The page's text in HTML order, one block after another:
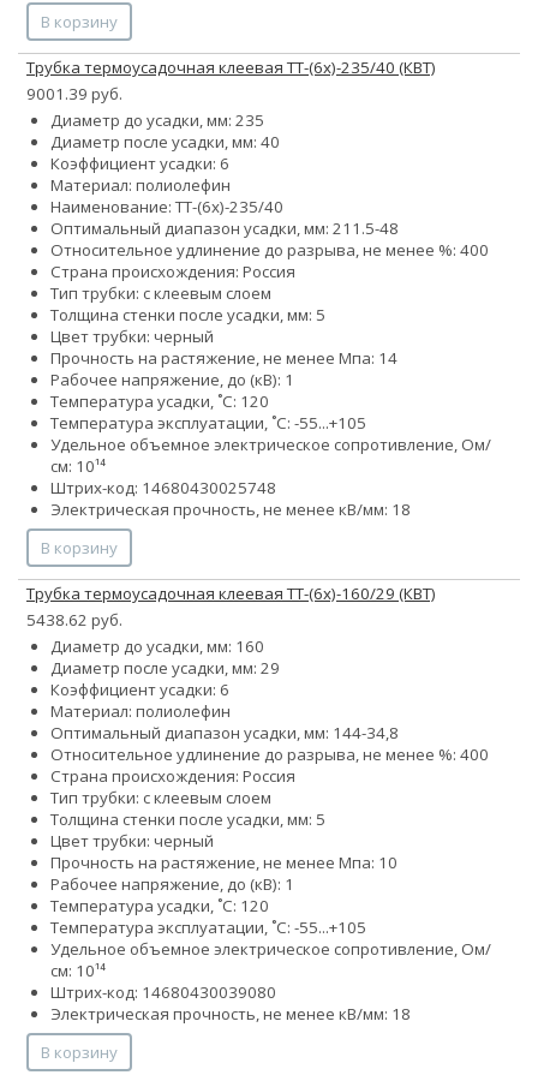
В корзину
Трубка термоусадочная клеевая ТТ-(6х)-235/40 (КВТ)
9001.39 руб.
Диаметр до усадки, мм: 235
Диаметр после усадки, мм: 40
Коэффициент усадки: 6
Материал: полиолефин
Наименование: ТТ-(6х)-235/40
Оптимальный диапазон усадки, мм: 211.5-48
Относительное удлинение до разрыва, не менее %: 400
Страна происхождения: Россия
Тип трубки: с клеевым слоем
Толщина стенки после усадки, мм: 5
Цвет трубки: черный
Прочность на растяжение, не менее Мпа: 14
Рабочее напряжение, до (кВ): 1
Температура усадки, ˚С: 120
Температура эксплуатации, ˚С: -55...+105
Удельное объемное электрическое сопротивление, Ом/
см: 10¹⁴
Штрих-код: 14680430025748
Электрическая прочность, не менее кВ/мм: 18
В корзину
Трубка термоусадочная клеевая ТТ-(6х)-160/29 (КВТ)
5438.62 руб.
Диаметр до усадки, мм: 160
Диаметр после усадки, мм: 29
Коэффициент усадки: 6
Материал: полиолефин
Оптимальный диапазон усадки, мм: 144-34,8
Относительное удлинение до разрыва, не менее %: 400
Страна происхождения: Россия
Тип трубки: с клеевым слоем
Толщина стенки после усадки, мм: 5
Цвет трубки: черный
Прочность на растяжение, не менее Мпа: 10
Рабочее напряжение, до (кВ): 1
Температура усадки, ˚С: 120
Температура эксплуатации, ˚С: -55...+105
Удельное объемное электрическое сопротивление, Ом/
см: 10¹⁴
Штрих-код: 14680430039080
Электрическая прочность, не менее кВ/мм: 18
В корзину